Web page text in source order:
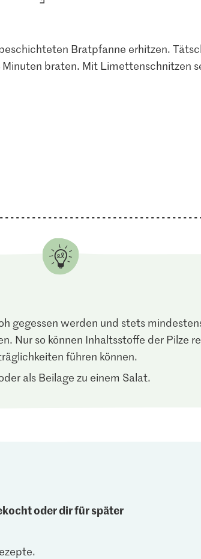
Bratpfanne erhitzen.
braten. Mit Limettenschnitzen
gegessen werden und stets
Nur so können Inhaltsstoffe der Pilze
führen können.
als Beilage zu einem Salat.
oder dir für später